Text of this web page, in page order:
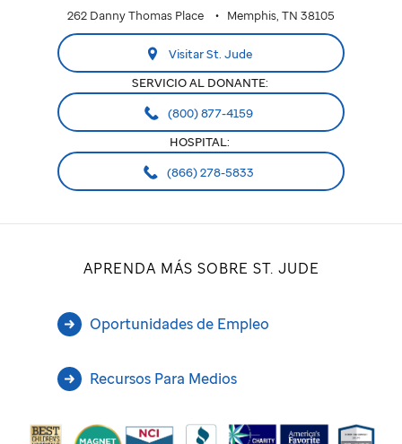
262 Danny Thomas Place Memphis, TN 38105
Visitar St. Jude
SERVICIO AL DONANTE:
(800) 877-4159
HOSPITAL:
(866) 278-5833
APRENDA MÁS SOBRE ST. JUDE
Oportunidades de Empleo
Recursos Para Medios